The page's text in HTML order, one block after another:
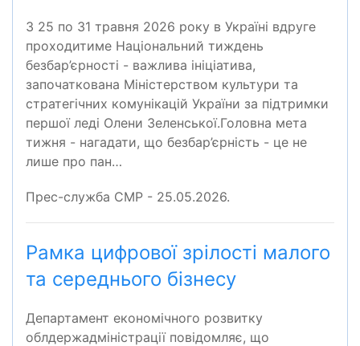
З 25 по 31 травня 2026 року в Україні вдруге
проходитиме Національний тиждень
безбар’єрності - важлива ініціатива,
започаткована Міністерством культури та
стратегічних комунікацій України за підтримки
першої леді Олени Зеленської.Головна мета
тижня - нагадати, що безбар’єрність - це не
лише про пан…
Прес-служба СМР - 25.05.2026.
Рамка цифрової зрілості малого
та середнього бізнесу
Департамент економічного розвитку
облдержадміністрації повідомляє, що